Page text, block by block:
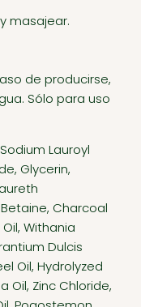
masajear.
de producirse,
Sólo para uso
Sodium Lauroyl
Glycerin,
Charcoal
Withania
Dulcis
Oil, Hydrolyzed
Oil, Zinc Chloride,